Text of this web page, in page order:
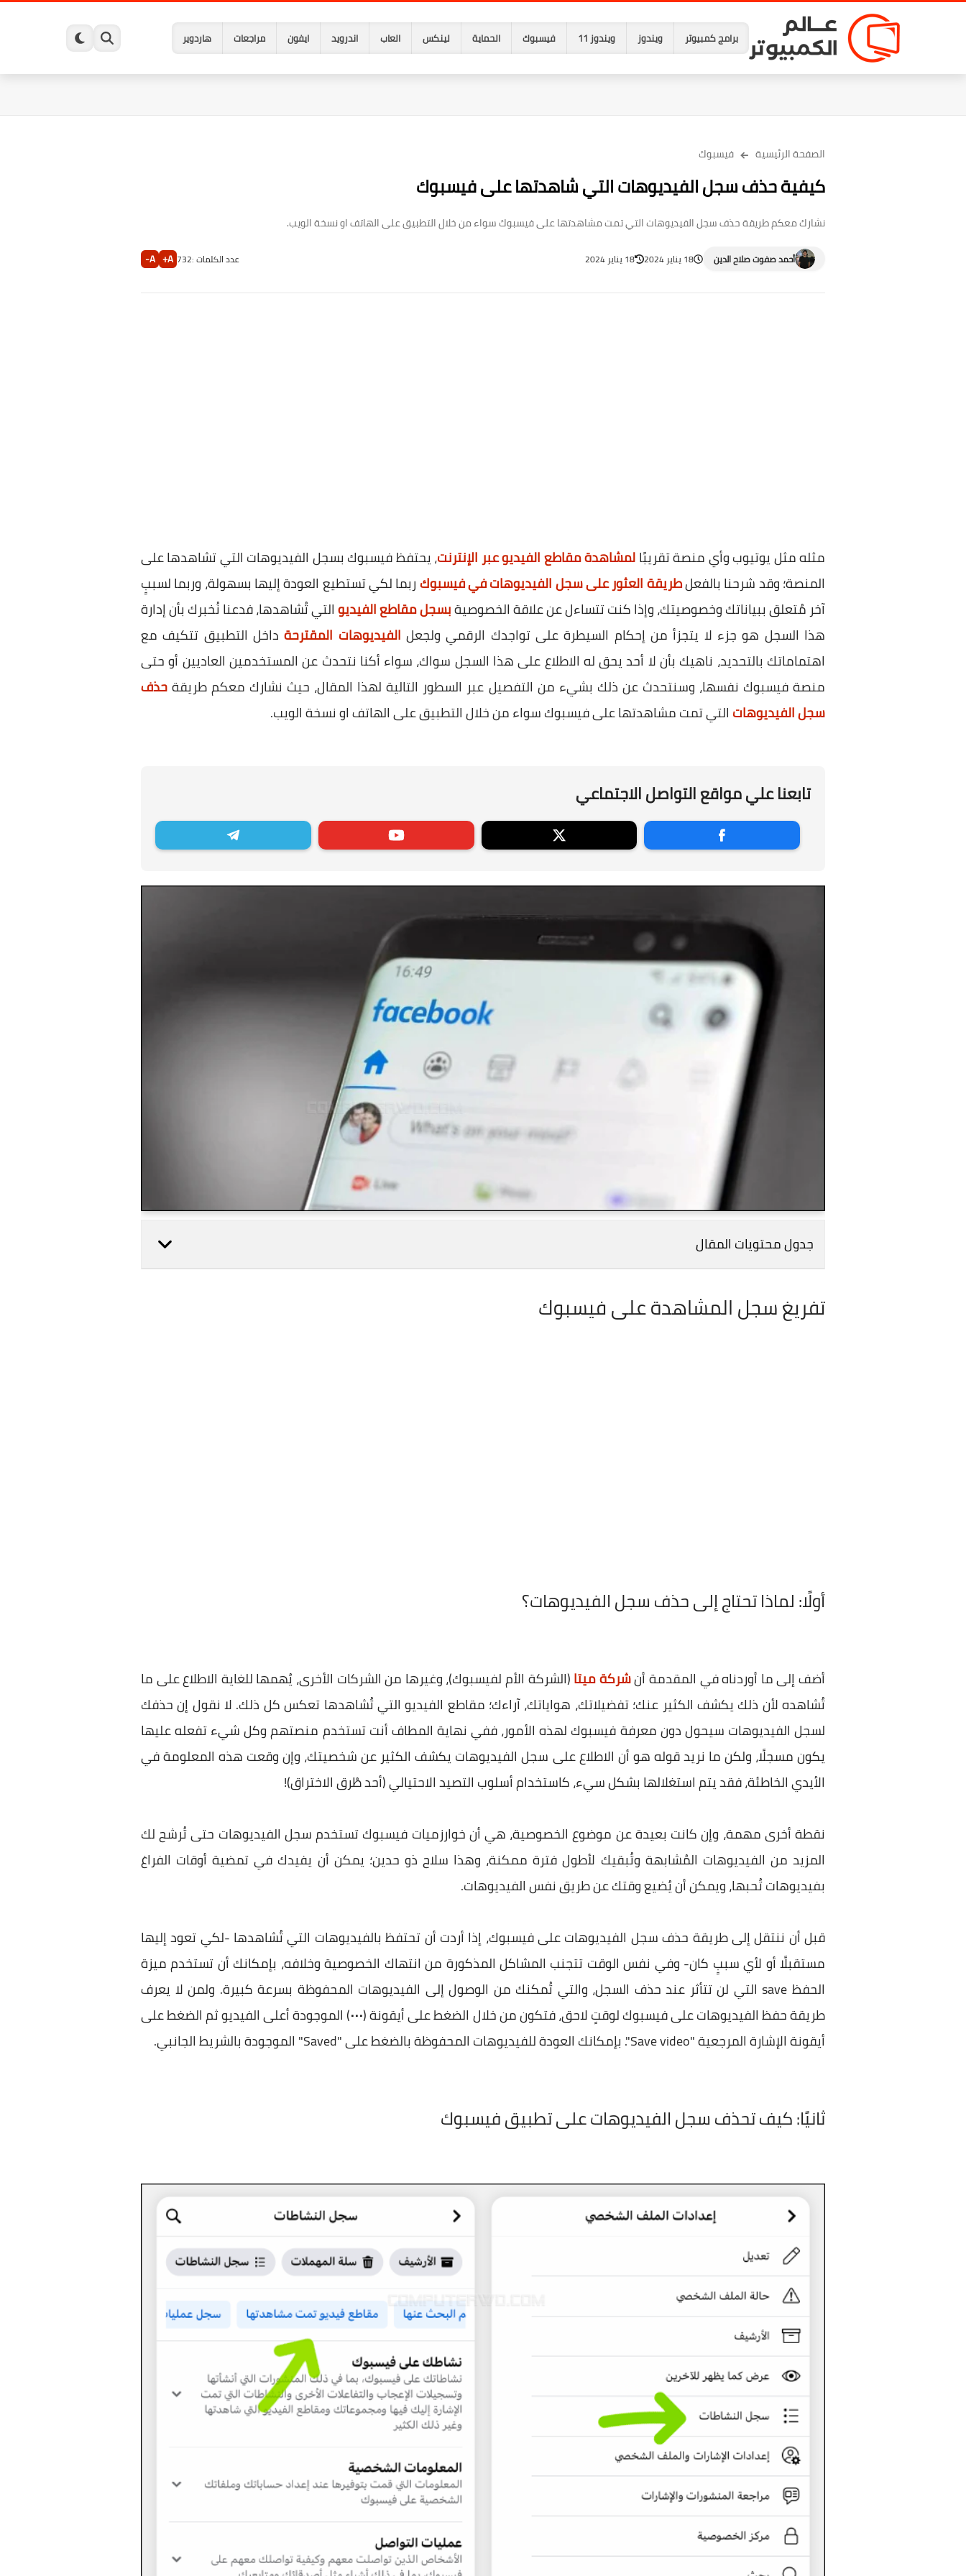
برامج كمبيوتر ويندوز ويندوز 11 فيسبوك الحماية لينكس العاب اندرويد ايفون مراجعات هاردوير
الصفحة الرئيسية فيسبوك
كيفية حذف سجل الفيديوهات التي شاهدتها على فيسبوك
نشارك معكم طريقة حذف سجل الفيديوهات التي تمت مشاهدتها على فيسبوك سواء من خلال التطبيق على الهاتف او نسخة الويب.
أحمد صفوت صلاح الدين 18 يناير 2024 18 يناير 2024 عدد الكلمات :732
A+
A-
مثله مثل يوتيوب وأي منصة تقريبًالمشاهدة مقاطع الفيديو عبر الإنترنت، يحتفظ فيسبوك بسجل الفيديوهات التي تشاهدها على
المنصة؛ وقد شرحنا بالفعلطريقة العثور على سجل الفيديوهات في فيسبوك ربما لكي تستطيع العودة إليها بسهولة، وربما لسببٍ
آخر مُتعلق ببياناتك وخصوصيتك، وإذا كنت تتساءل عن علاقة الخصوصيةبسجل مقاطع الفيديوالتي تُشاهدها، فدعنا نُخبرك بأن إدارة
هذا السجل هو جزء لا يتجزأ من إحكام السيطرة على تواجدك الرقمي ولجعل الفيديوهات المقترحةداخل التطبيق تتكيف مع
اهتماماتك بالتحديد، ناهيك بأن لا أحد يحق له الاطلاع على هذا السجل سواك، سواء أكنا نتحدث عن المستخدمين العاديين أو حتى
منصة فيسبوك نفسها، وسنتحدث عن ذلك بشيء من التفصيل عبر السطور التالية لهذا المقال، حيث نشارك معكم طريقةحذف
سجل الفيديوهات التي تمت مشاهدتها على فيسبوك سواء من خلال التطبيق على الهاتف او نسخة الويب.
تابعنا علي مواقع التواصل الاجتماعي
جدول محتويات المقال
تفريغ سجل المشاهدة على فيسبوك
أولًا: لماذا تحتاج إلى حذف سجل الفيديوهات؟
أضف إلى ما أوردناه في المقدمة أنشركة ميتا(الشركة الأم لفيسبوك)، وغيرها من الشركات الأخرى، يُهمها للغاية الاطلاع على ما
تُشاهده لأن ذلك يكشف الكثير عنك؛ تفضيلاتك، هواياتك، آراءك؛ مقاطع الفيديو التي تُشاهدها تعكس كل ذلك. لا نقول إن حذفك
لسجل الفيديوهات سيحول دون معرفة فيسبوك لهذه الأمور، ففي نهاية المطاف أنت تستخدم منصتهم وكل شيء تفعله عليها
يكون مسجلًا، ولكن ما نريد قوله هو أن الاطلاع على سجل الفيديوهات يكشف الكثير عن شخصيتك، وإن وقعت هذه المعلومة في
الأيدي الخاطئة، فقد يتم استغلالها بشكل سيء، كاستخدام أسلوب التصيد الاحتيالي (أحد طُرق الاختراق)!
نقطة أخرى مهمة، وإن كانت بعيدة عن موضوع الخصوصية، هي أن خوارزميات فيسبوك تستخدم سجل الفيديوهات حتى تُرشح لك
المزيد من الفيديوهات المُشابهة وتُبقيك لأطول فترة ممكنة، وهذا سلاح ذو حدين؛ يمكن أن يفيدك في تمضية أوقات الفراغ
بفيديوهات تُحبها، ويمكن أن يُضيع وقتك عن طريق نفس الفيديوهات.
قبل أن ننتقل إلى طريقة حذف سجل الفيديوهات على فيسبوك، إذا أردت أن تحتفظ بالفيديوهات التي تُشاهدها -لكي تعود إليها
مستقبلًا أو لأي سببٍ كان- وفي نفس الوقت تتجنب المشاكل المذكورة من انتهاك الخصوصية وخلافه، بإمكانك أن تستخدم ميزة
الحفظ save التي لن تتأثر عند حذف السجل، والتي تُمكنك من الوصول إلى الفيديوهات المحفوظة بسرعة كبيرة. ولمن لا يعرف
طريقة حفظ الفيديوهات على فيسبوك لوقتٍ لاحق، فتكون من خلال الضغط على أيقونة (⋯) الموجودة أعلى الفيديو ثم الضغط على
أيقونة الإشارة المرجعية "Save video". بإمكانك العودة للفيديوهات المحفوظة بالضغط على "Saved" الموجودة بالشريط الجانبي.
ثانيًا: كيف تحذف سجل الفيديوهات على تطبيق فيسبوك